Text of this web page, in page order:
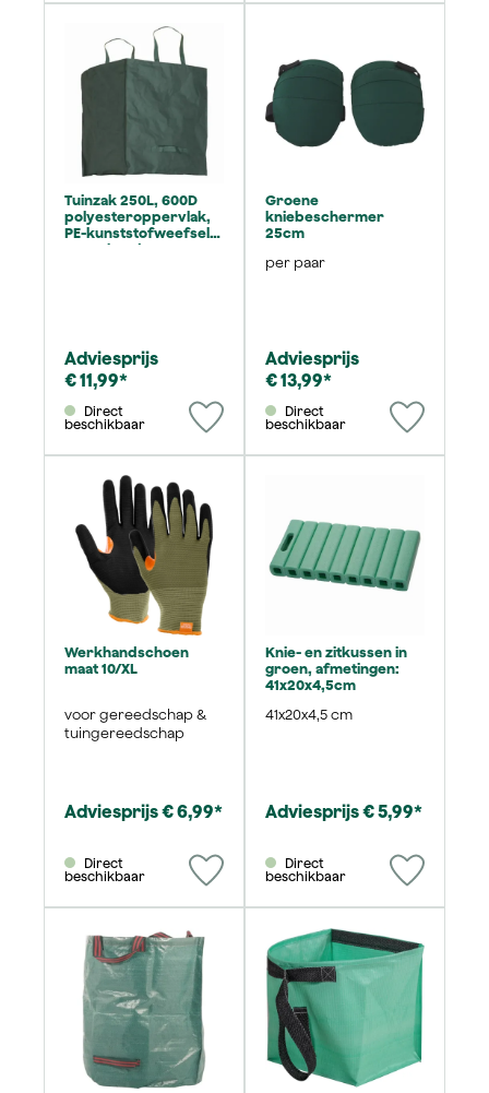
Tuinzak 250L, 600D
polyesteroppervlak,
PE-kunststofweefsel,
met 3 handgrepen
Adviesprijs
€ 11,99*
beschikbaar
Groene
kniebeschermer
25cm
per paar
Adviesprijs
€ 13,99*
beschikbaar
Werkhandschoen
maat 10/XL
voor gereedschap &
tuingereedschap
Adviesprijs € 6,99*
beschikbaar
Knie- en zitkussen in
groen, afmetingen:
41x20x4,5cm
41x20x4,5 cm
Adviesprijs € 5,99*
beschikbaar